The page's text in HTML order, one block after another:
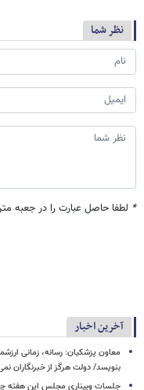
نظر شما
* لطفا حاصل عبارت را در جعبه
آخرین اخبار
معاون پزشکیان: رسانه، زمانی
بنویسد/ دولت هرگز از خبرنگاران
جلسات وبیناری مجلس این هفته